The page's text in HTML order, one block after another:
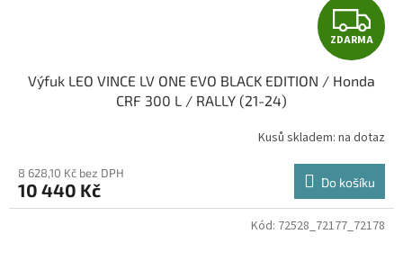
Z
D
A
R
M
A
ZDARMA
Výfuk LEO VINCE LV ONE EVO BLACK EDITION / Honda
CRF 300 L / RALLY (21-24)
Kusů skladem: na dotaz
8 628,10 Kč bez DPH
10 440 Kč Do košíku
Kód: 72528_72177_72178